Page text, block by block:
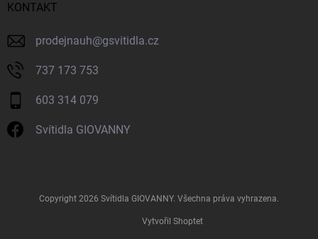
KONTAKT
prodejnauh@gsvitidla.cz
737 173 753
603 314 079
Svítidla GIOVANNY
Vytvořil Shoptet
Copyright 2026 Svítidla GIOVANNY. Všechna práva vyhrazena.